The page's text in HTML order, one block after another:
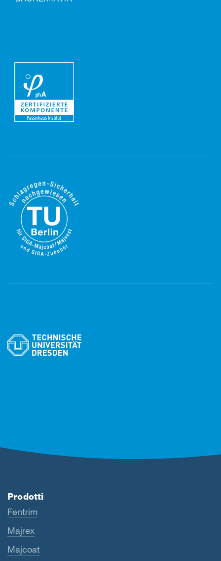
Prodotti
Fentrim
Majrex
Majcoat